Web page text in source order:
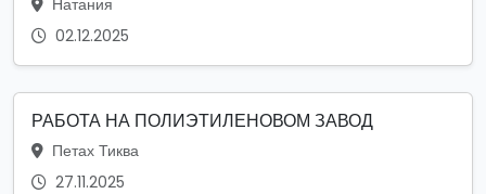
02.12.2025
РАБОТА НА ПОЛИЭТИЛЕНОВОМ ЗАВОД
Петах Тиква
27.11.2025